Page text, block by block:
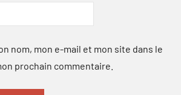
nom, mon e-mail et mon site dans le
prochain commentaire.